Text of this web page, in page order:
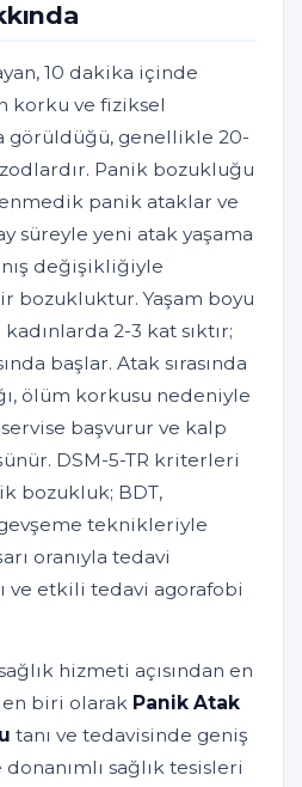
10 dakika içinde
korku ve fiziksel
genellikle 20-
Panik bozukluğu
panik ataklar ve
süreyle yeni atak yaşama
değişikliğiyle
bozukluktur. Yaşam boyu
2-3 kat sıktır;
başlar. Atak sırasında
ölüm korkusu nedeniyle
başvurur ve kalp
DSM-5-TR kriterleri
bozukluk; BDT,
teknikleriyle
oranıyla tedavi
ve etkili tedavi agorafobi
hizmeti açısından en
biri olarak Panik Atak
tanı ve tedavisinde geniş
sağlık tesisleri